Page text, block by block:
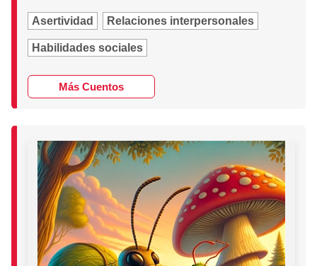
Asertividad Relaciones interpersonales
Habilidades sociales
Más Cuentos